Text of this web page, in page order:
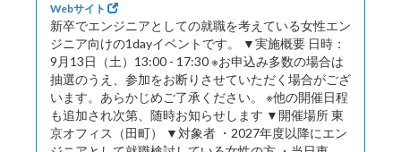
Webサイト
新卒でエンジニアとしての就職を考えている女性エン
ジニア向けの1dayイベントです。 ▼実施概要 日時：
9月13日（土）13:00 - 17:30 ※お申込み多数の場合は
抽選のうえ、参加をお断りさせていただく場合がござ
います。あらかじめご了承ください。 ※他の開催日程
も追加され次第、随時お知らせします ▼開催場所 東
京オフィス（田町） ▼対象者 ・2027年度以降にエン